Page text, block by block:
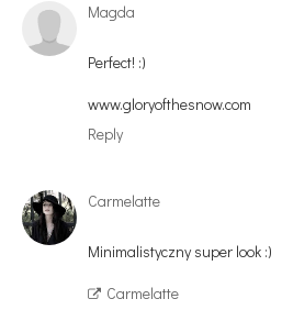
Magda
Perfect! :)
www.gloryofthesnow.com
Reply
Carmelatte
Minimalistyczny super look :)
Carmelatte